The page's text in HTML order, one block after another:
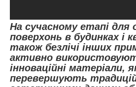
На сучасному етапі для
поверхонь в будинках і
також безлічі інших
активно
інноваційні матеріали,
перевершують